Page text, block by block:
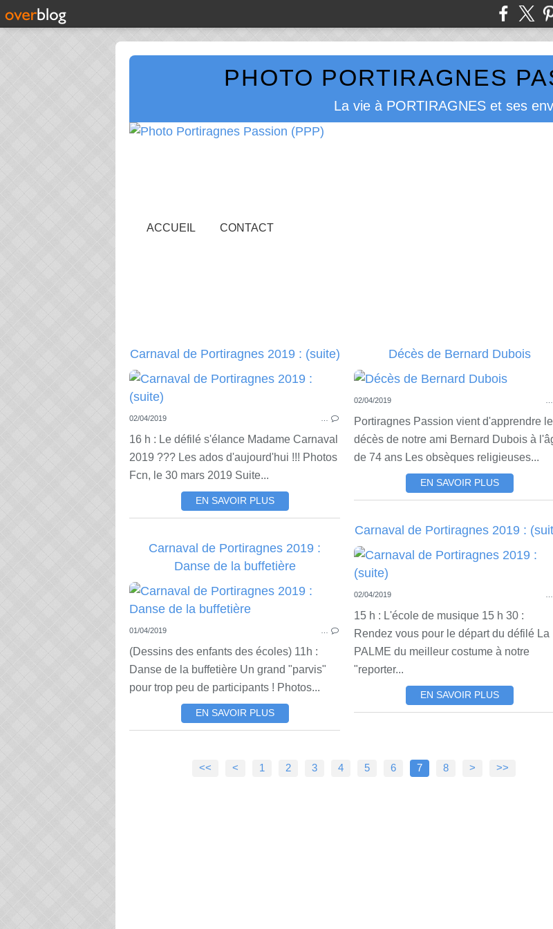
PHOTO PORTIRAGNES
La vie à PORTIRAGNES et ses
ACCUEIL CONTACT
Carnaval de Portiragnes 2019 : (suite)
ACTU
02/04/2019
16 h : Le défilé s'élance Madame Carnaval
2019 ??? Les ados d'aujourd'hui !!! Photos
Fcn, le 30 mars 2019 Suite...
EN SAVOIR PLUS
Décès de Bernard Dubois
02/04/2019
Portiragnes Passion vient d'apprendre le
décès de notre ami Bernard Dubois à
de 74 ans Les obsèques religieuses...
EN SAVOIR PLUS
Carnaval de Portiragnes 2019 :
02/04/2019
15 h : L'école de musique 15 h 30 :
Rendez vous pour le départ du défilé La
PALME du meilleur costume à notre
"reporter...
EN SAVOIR PLUS
Carnaval de Portiragnes 2019 :
Danse de la buffetière
01/04/2019
(Dessins des enfants des écoles) 11h :
Danse de la buffetière Un grand "parvis"
pour trop peu de participants ! Photos...
EN SAVOIR PLUS
<< < 1 2 3 4 5 6 7 8 > >>